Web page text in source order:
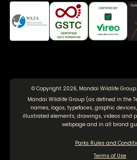
© Copyright 2026, Mandai Wildlife
Mandai Wildlife Group (as defined in the
names, logos, typefaces, graphic
illustrated elements, drawings, videos and
webpage and in all brand
Parks Rules and
Terms of Use